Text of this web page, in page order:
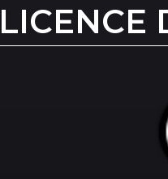
LICENCE